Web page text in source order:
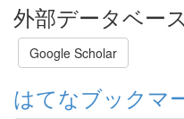
外部データベー
Google Scholar
はてなブックマ